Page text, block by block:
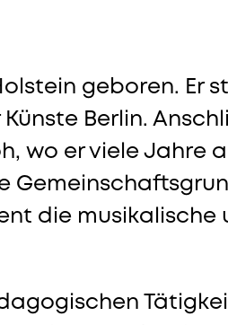
geboren. Er
Berlin.
wo er viele Jahre
die musikalische